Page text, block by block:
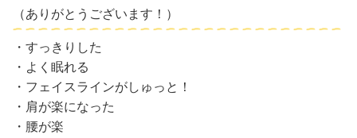
（ありがとうございます！）
・すっきりした
・よく眠れる
・フェイスラインがしゅっと！
・肩が楽になった
・腰が楽